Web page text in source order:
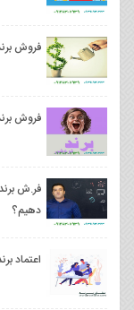
فروش
فروش
فر.ش
دهیم؟
اعتماد